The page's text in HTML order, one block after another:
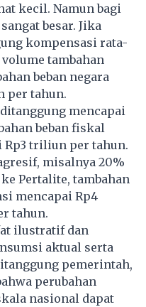
kecil. Namun bagi
besar. Jika
kompensasi rata-
tambahan
beban negara
per tahun.
mencapai
beban fiskal
Rp3 triliun per tahun.
misalnya 20%
Pertalite, tambahan
mencapai Rp4
tahun.
ilustratif dan
aktual serta
pemerintah,
perubahan
nasional dapat